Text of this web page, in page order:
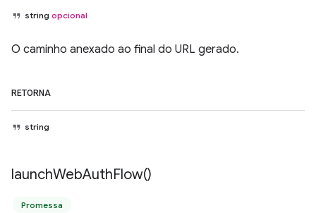
string opcional
O caminho anexado ao final do URL gerado.
RETORNA
string
launchWebAuthFlow()
Promessa